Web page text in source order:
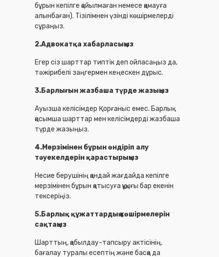
бұрын кепілге қойылмаған немесе қамауға
алынбаған). Тізілімнен үзінді көшірмелерді
сұраңыз.
2.Адвокатқа хабарласыңыз
Егер сіз шарттар типтік деп ойласаңыз да,
тәжірибелі заңгермен кеңескен дұрыс.
3.Барлығын жазбаша түрде жазыңыз
Ауызша келісімдер Қорғаныс емес. Барлық
қосымша шарттар мен келісімдерді жазбаша
түрде жазыңыз.
4.Мерзімінен бұрын өндіріп алу
тәуекелдерін қарастырыңыз
Несие берушінің қандай жағдайда кепілге
мерзімінен бұрын қатысуға құқығы бар екенін
тексеріңіз.
5.Барлық құжаттардың көшірмелерін
сақтаңыз
Шарттың, қабылдау-тапсыру актісінің,
бағалау туралы есептің және басқа да